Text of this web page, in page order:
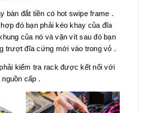
bàn đắt tiền có hot swipe frame .
đó bạn phải kéo khay của đĩa
của nó và vặn vít sau đó bạn
trượt đĩa cứng mới vào trong vỏ .
kiểm tra rack được kết nối với
cấp .